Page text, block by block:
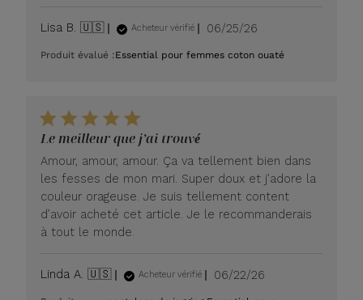
Lisa B. 🇺🇸 Acheteur vérifié
Date
publication
06/25/26
Produit évalué :Essential pour femmes coton ouaté
Le meilleur que j’ai trouvé
Amour, amour, amour. Ça va tellement bien dans
les fesses de mon mari. Super doux et j’adore la
couleur orageuse. Je suis tellement content
d’avoir acheté cet article. Je le recommanderais
à tout le monde.
Linda A. 🇺🇸 Acheteur vérifié
Date
06/22/26